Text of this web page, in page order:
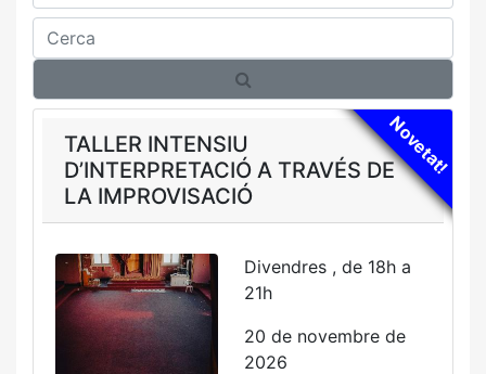
Cerca
Novetat!
TALLER INTENSIU
D’INTERPRETACIÓ A TRAVÉS DE
LA IMPROVISACIÓ
Divendres , de 18h a
21h
20 de novembre de
2026